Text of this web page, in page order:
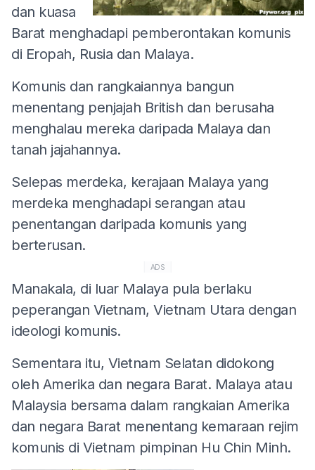
dan kuasa
Barat menghadapi pemberontakan komunis
di Eropah, Rusia dan Malaya.
Komunis dan rangkaiannya bangun
menentang penjajah British dan berusaha
menghalau mereka daripada Malaya dan
tanah jajahannya.
Selepas merdeka, kerajaan Malaya yang
merdeka menghadapi serangan atau
penentangan daripada komunis yang
berterusan.
ADS
Manakala, di luar Malaya pula berlaku
peperangan Vietnam, Vietnam Utara dengan
ideologi komunis.
Sementara itu, Vietnam Selatan didokong
oleh Amerika dan negara Barat. Malaya atau
Malaysia bersama dalam rangkaian Amerika
dan negara Barat menentang kemaraan rejim
komunis di Vietnam pimpinan Hu Chin Minh.